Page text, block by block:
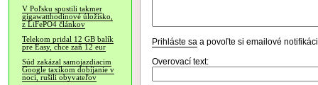
V Poľsku spustili takmer
gigawatthodinové úložisko,
z LiFePO4 článkov
Telekom pridal 12 GB balík
pre Easy, chce zaň 12 eur
Súd zakázal samojazdiacim
Google taxíkom dobíjanie v
noci, rušili obyvateľov
Prihláste sa a povoľte si emailové
Overovací text: